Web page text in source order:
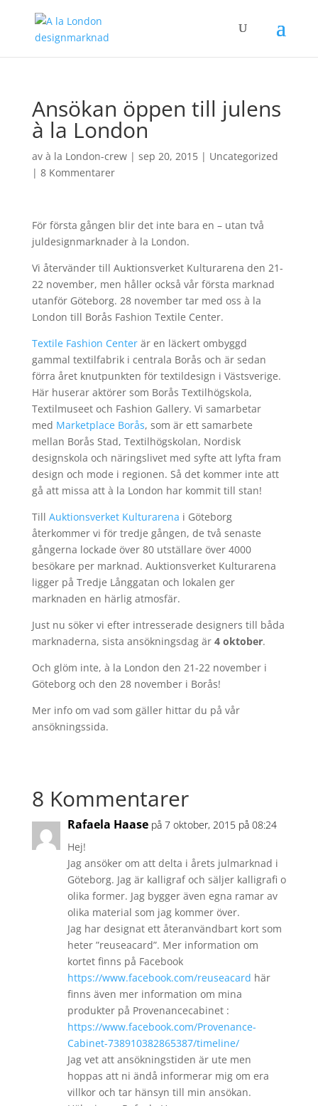
Ansökan öppen till julens
à la London
av à la London-crew| sep 20, 2015| Uncategorized
| 8 Kommentarer
För första gången blir det inte bara en – utan två
juldesignmarknader à la London.
Vi återvänder till Auktionsverket Kulturarena den 21-
22 november, men håller också vår första marknad
utanför Göteborg. 28 november tar med oss à la
London till Borås Fashion Textile Center.
Textile Fashion Centerär en läckert ombyggd
gammal textilfabrik i centrala Borås och är sedan
förra året knutpunkten för textildesign i Västsverige.
Här huserar aktörer som Borås Textilhögskola,
Textilmuseet och Fashion Gallery. Vi samarbetar
med Marketplace Borås, som är ett samarbete
mellan Borås Stad, Textilhögskolan, Nordisk
designskola och näringslivet med syfte att lyfta fram
design och mode i regionen. Så det kommer inte att
gå att missa att à la London har kommit till stan!
Till Auktionsverket Kulturarena i Göteborg
återkommer vi för tredje gången, de två senaste
gångerna lockade över 80 utställare över 4000
besökare per marknad. Auktionsverket Kulturarena
ligger på Tredje Långgatan och lokalen ger
marknaden en härlig atmosfär.
Just nu söker vi efter intresserade designers till båda
marknaderna, sista ansökningsdag är 4 oktober.
Och glöm inte, à la London den 21-22 november i
Göteborg och den 28 november i Borås!
Mer info om vad som gäller hittar du på vår
ansökningssida.
8 Kommentarer
Rafaela Haase på 7 oktober, 2015 på 08:24
Hej!
Jag ansöker om att delta i årets julmarknad i
Göteborg. Jag är kalligraf och säljer kalligrafi o
olika former. Jag bygger även egna ramar av
olika material som jag kommer över.
Jag har designat ett återanvändbart kort som
heter ”reuseacard”. Mer information om
kortet finns på Facebook
https://www.facebook.com/reuseacard här
finns även mer information om mina
produkter på Provenancecabinet :
https://www.facebook.com/Provenance-
Cabinet-738910382865387/timeline/
Jag vet att ansökningstiden är ute men
hoppas att ni ändå informerar mig om era
villkor och tar hänsyn till min ansökan.